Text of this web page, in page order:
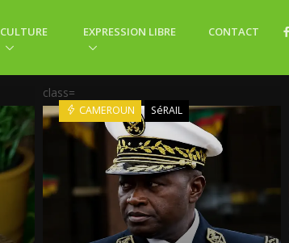
CULTURE EXPRESSION LIBRE CONTACT
class=
CAMEROUN SéRAIL